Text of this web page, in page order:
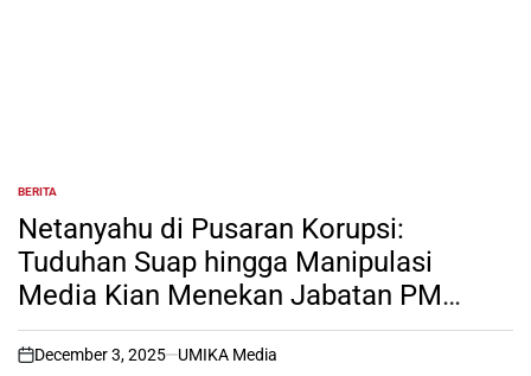
POSTED
IN
BERITA
Netanyahu di Pusaran Korupsi:
Tuduhan Suap hingga Manipulasi
Media Kian Menekan Jabatan PM
Israel
on
December 3, 2025 UMIKA Media